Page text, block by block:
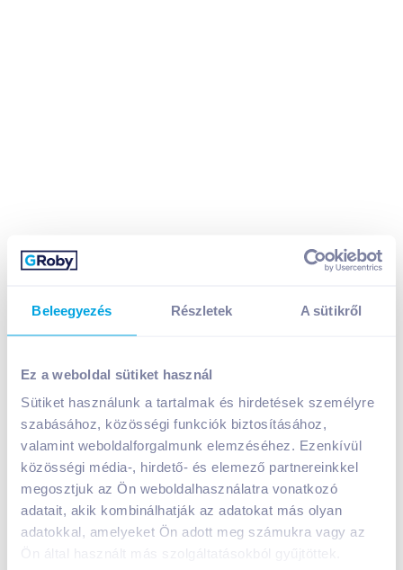
Beleegyezés Részletek A sütikről
Ez a weboldal sütiket használ
Sütiket használunk a tartalmak és hirdetések személyre
szabásához, közösségi funkciók biztosításához,
valamint weboldalforgalmunk elemzéséhez. Ezenkívül
közösségi média-, hirdető- és elemező partnereinkkel
megosztjuk az Ön weboldalhasználatra vonatkozó
adatait, akik kombinálhatják az adatokat más olyan
adatokkal, amelyeket Ön adott meg számukra vagy az
Egységár: 24 917
Nettó eladási ár:
235 Ft / db ( 27 % áfa)
Kosárba
1 karton = 26 db
+1 karton a kosárba